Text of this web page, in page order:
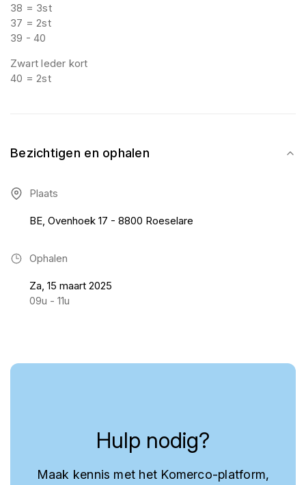
38 = 3st
37 = 2st
39 - 40
Zwart leder kort
40 = 2st
Bezichtigen en ophalen
Plaats
BE, Ovenhoek 17 - 8800 Roeselare
Ophalen
Za, 15 maart 2025
09u - 11u
Hulp nodig?
Maak kennis met het Komerco-platform,